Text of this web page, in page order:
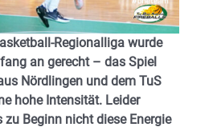
Regionalliga wurde
an gerecht – das Spiel
Nördlingen und dem TuS
hohe Intensität. Leider
Beginn nicht diese Energie